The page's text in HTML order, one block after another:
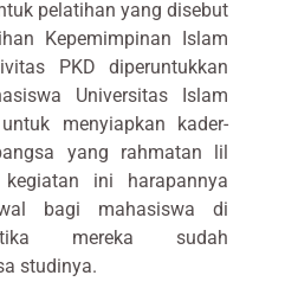
pelatihan yang disebut
Kepemimpinan Islam
PKD diperuntukkan
Universitas Islam
menyiapkan kader-
yang rahmatan lil
kegiatan ini harapannya
bagi mahasiswa di
mereka sudah
studinya.